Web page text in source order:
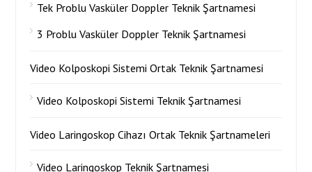
Tek Problu Vasküler Doppler Teknik Şartnamesi
3 Problu Vasküler Doppler Teknik Şartnamesi
Video Kolposkopi Sistemi Ortak Teknik Şartnamesi
Video Kolposkopi Sistemi Teknik Şartnamesi
Video Laringoskop Cihazı Ortak Teknik Şartnameleri
Video Laringoskop Teknik Şartnamesi